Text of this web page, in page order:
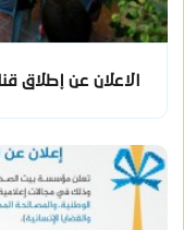
الاعلان عن إطلاق